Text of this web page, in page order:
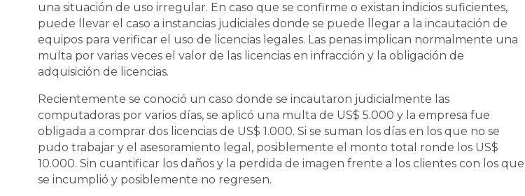
una situación de uso irregular. En caso que se confirme o existan indicios suficientes,
puede llevar el caso a instancias judiciales donde se puede llegar a la incautación de
equipos para verificar el uso de licencias legales. Las penas implican normalmente una
multa por varias veces el valor de las licencias en infracción y la obligación de
adquisición de licencias.
Recientemente se conoció un caso donde se incautaron judicialmente las
computadoras por varios días, se aplicó una multa de US$ 5.000 y la empresa fue
obligada a comprar dos licencias de US$ 1.000. Si se suman los días en los que no se
pudo trabajar y el asesoramiento legal, posiblemente el monto total ronde los US$
10.000. Sin cuantificar los daños y la perdida de imagen frente a los clientes con los que
se incumplió y posiblemente no regresen.